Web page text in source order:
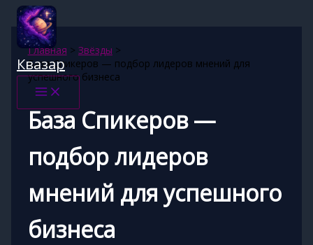
Перейти
содержимому
Квазар
Главная
Звёзды
База Спикеров — подбор лидеров мнений для
успешного бизнеса
База Спикеров —
подбор лидеров
мнений для успешного
бизнеса